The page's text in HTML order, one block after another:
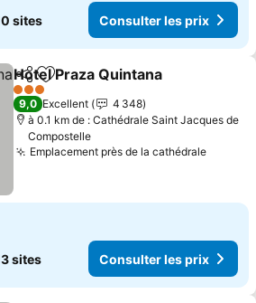
sites Consulter les prix
PartagerAjouter à mes favoris
Hotel Praza Quintana
3 Étoiles
9,0 Excellent
4 348
à 0.1 km de : Cathédrale Saint Jacques de
Compostelle
Emplacement près de la cathédrale
sites Consulter les prix